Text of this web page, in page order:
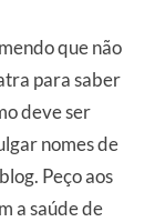
que não
para saber
deve ser
nomes de
Peço aos
a saúde de